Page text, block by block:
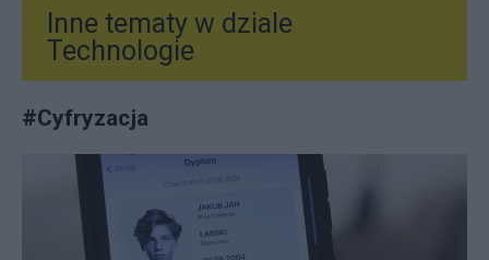
Inne tematy w dziale
Technologie
#Cyfryzacja